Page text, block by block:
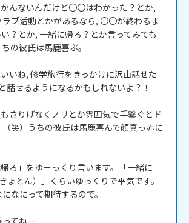
んないんだけど〇〇はわかった？とか,
ブ活動とかがあるなら, 〇〇が終わるま
？とか, 一緒に帰ろ？とか言ってみても
の彼氏は馬鹿喜ぶ。
いね, 修学旅行をきっかけに沢山話せた
話せるようになるかもしれないよ？！
さりげなくノリとか雰囲気で手繋ぐとド
笑）うちの彼氏は馬鹿喜んで顔真っ赤に
ろ」をゆーっくり言います。「一緒に
ょとん）」くらいゆっくりで平気です。
なにって期待するので。